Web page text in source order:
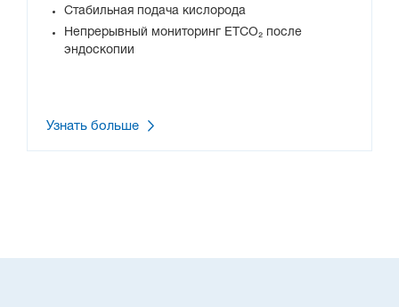
Стабильная подача кислорода
Непрерывный мониторинг ETCO₂ после
эндоскопии
Узнать больше